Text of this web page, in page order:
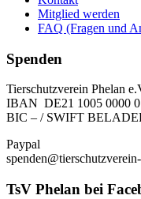
Mitglied werden
FAQ (Fragen und
Spenden
Tierschutzverein Phelan
IBAN DE21 1005 0000
BIC – / SWIFT
Paypal
TsV Phelan bei